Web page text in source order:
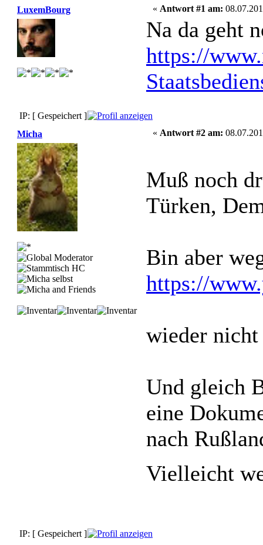
LuxemBourg
« Antwort #1 am:
Na da geht
https://
IP: [ Gespeichert ]
Micha
« Antwort #2 am:
Muß noch
Türken,
Bin aber
https://
wieder
Und gleich
eine
nach
Vielleicht
IP: [ Gespeichert ]